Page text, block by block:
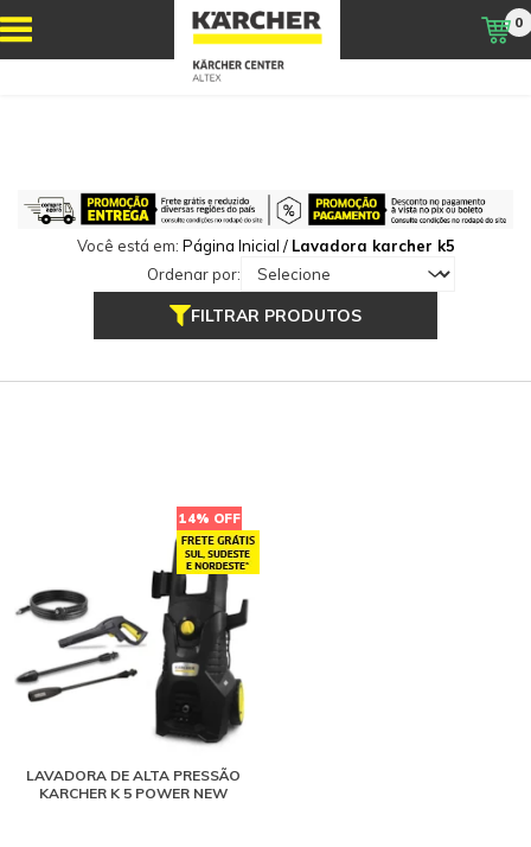
0
Você está em: Página Inicial / Lavadora karcher k5
Ordenar por:
FILTRAR PRODUTOS
14% OFF
LAVADORA DE ALTA PRESSÃO
KARCHER K 5 POWER NEW